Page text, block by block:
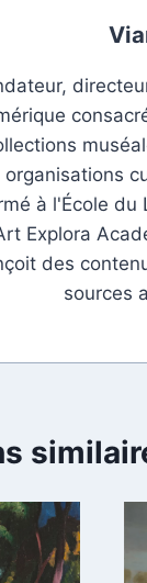
à l'École du
Explora
des
sources